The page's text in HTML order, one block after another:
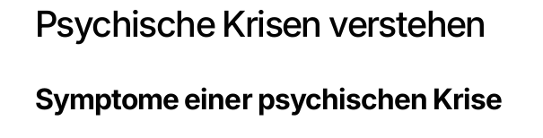
Psychische Krisen verstehen
Symptome einer psychischen Krise